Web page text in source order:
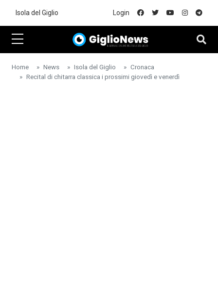
Isola del Giglio Login
Home News Isola del Giglio
Cronaca
Recital di chitarra classica i prossimi giovedì e venerdì